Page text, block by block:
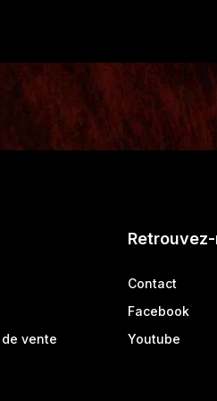
vente
Contact
Facebook
Youtube